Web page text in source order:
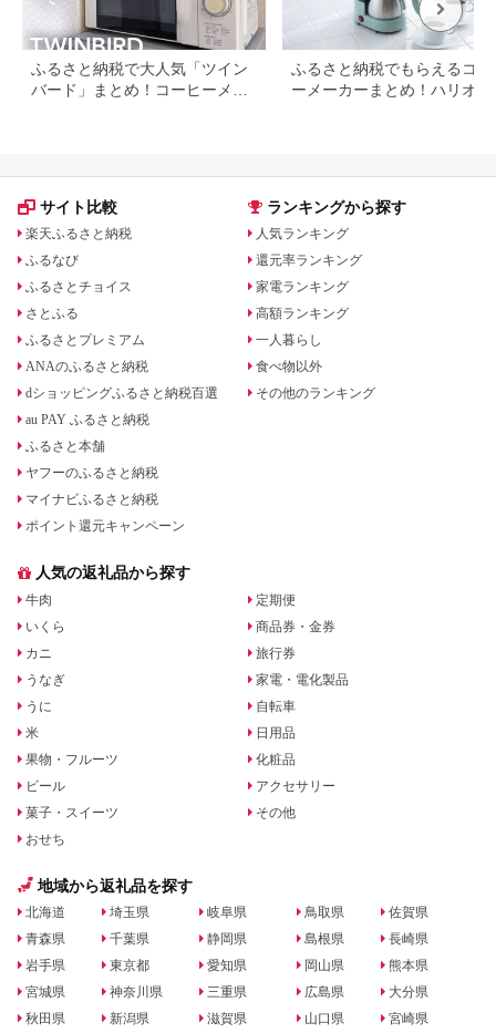
ふるさと納税で大人気「ツイン
バード」まとめ！コーヒーメー
ふるさと納税でもらえるコー
ーメーカーまとめ！ハリオや
サイト比較
楽天ふるさと納税
ふるなび
ふるさとチョイス
さとふる
ふるさとプレミアム
ANAのふるさと納税
dショッピングふるさと納税百選
au PAY ふるさと納税
ふるさと本舗
ヤフーのふるさと納税
マイナビふるさと納税
ポイント還元キャンペーン
ランキングから探す
人気ランキング
還元率ランキング
家電ランキング
高額ランキング
一人暮らし
食べ物以外
その他のランキング
人気の返礼品から探す
牛肉
いくら
カニ
うなぎ
うに
米
果物・フルーツ
ビール
菓子・スイーツ
おせち
定期便
商品券・金券
旅行券
家電・電化製品
自転車
日用品
化粧品
アクセサリー
その他
地域から返礼品を探す
北海道
青森県
岩手県
宮城県
秋田県
埼玉県
千葉県
東京都
神奈川県
新潟県
岐阜県
静岡県
愛知県
三重県
滋賀県
鳥取県
島根県
岡山県
広島県
山口県
佐賀県
長崎県
熊本県
大分県
宮崎県